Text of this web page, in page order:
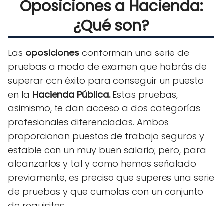
Oposiciones a Hacienda:
¿Qué son?
Las oposiciones conforman una serie de
pruebas a modo de examen que habrás de
superar con éxito para conseguir un puesto
en la Hacienda Pública. Estas pruebas,
asimismo, te dan acceso a dos categorías
profesionales diferenciadas. Ambos
proporcionan puestos de trabajo seguros y
estable con un muy buen salario; pero, para
alcanzarlos y tal y como hemos señalado
previamente, es preciso que superes una serie
de pruebas y que cumplas con un conjunto